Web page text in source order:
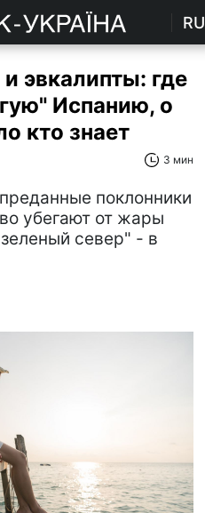
RU
эвкалипты: где
Испанию, о
кто знает
3 мин
поклонники
убегают от жары
север" - в